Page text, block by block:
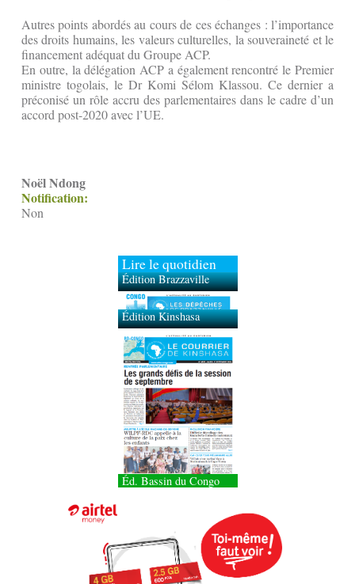
Autres points abordés au cours de ces échanges : l’importance
des droits humains, les valeurs culturelles, la souveraineté et le
financement adéquat du Groupe ACP.
En outre, la délégation ACP a également rencontré le Premier
ministre togolais, le Dr Komi Sélom Klassou. Ce dernier a
préconisé un rôle accru des parlementaires dans le cadre d’un
accord post-2020 avec l’UE.
Noël Ndong
Notification:
Non
Lire le quotidien
Édition Brazzaville
Édition Kinshasa
Éd. Bassin du Congo